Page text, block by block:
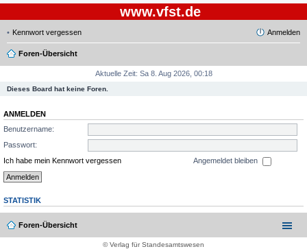
www.vfst.de
Kennwort vergessen Anmelden
Foren-Übersicht
Aktuelle Zeit: Sa 8. Aug 2026, 00:18
Dieses Board hat keine Foren.
ANMELDEN
Benutzername:
Passwort:
Ich habe mein Kennwort vergessen
Angemeldet bleiben
STATISTIK
Foren-Übersicht
© Verlag für Standesamtswesen